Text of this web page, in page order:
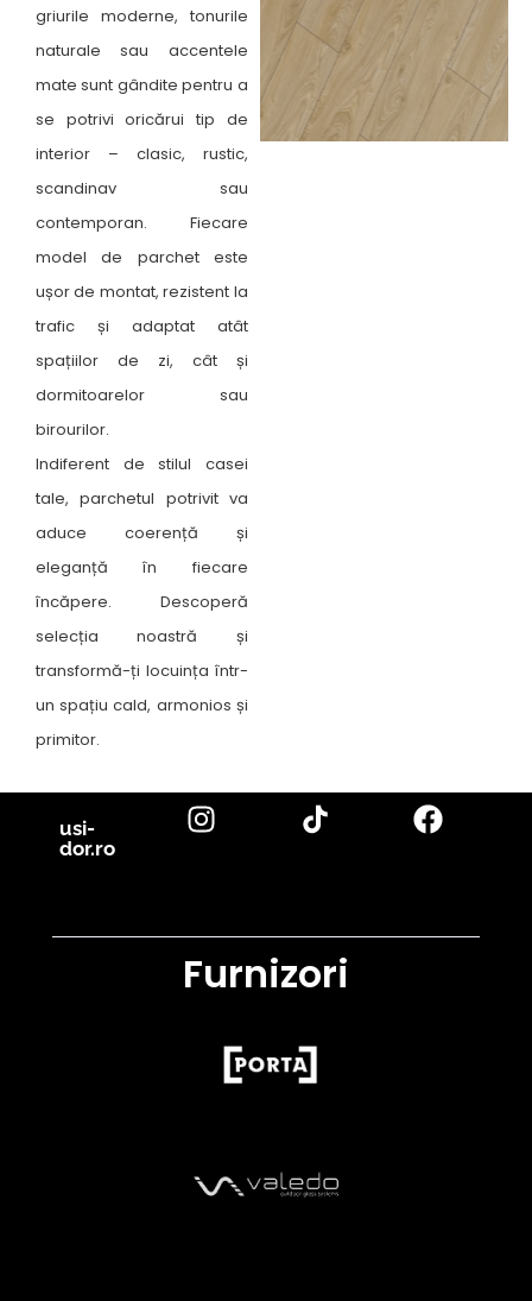
griurile moderne, tonurile
naturale sau accentele
mate sunt gândite pentru a
se potrivi oricărui tip de
interior – clasic, rustic,
scandinav sau
contemporan. Fiecare
model de parchet este
ușor de montat, rezistent la
trafic și adaptat atât
spațiilor de zi, cât și
dormitoarelor sau
birourilor.
Indiferent de stilul casei
tale, parchetul potrivit va
aduce coerență și
eleganță în fiecare
încăpere. Descoperă
selecția noastră și
transformă-ți locuința într-
un spațiu cald, armonios și
primitor.
usi-
dor.ro
Furnizori